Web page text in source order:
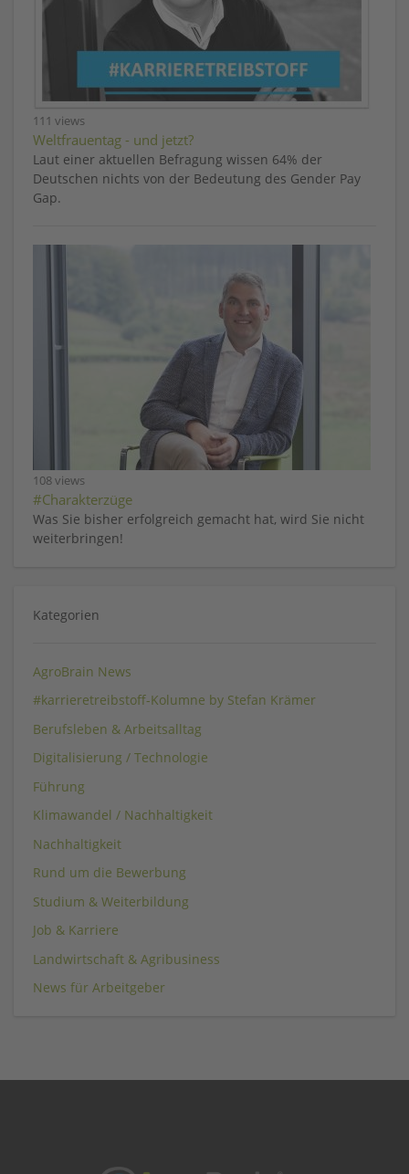
111 views
Weltfrauentag - und jetzt?
Laut einer aktuellen Befragung wissen 64% der
Deutschen nichts von der Bedeutung des Gender Pay
Gap.
108 views
#Charakterzüge
Was Sie bisher erfolgreich gemacht hat, wird Sie nicht
weiterbringen!
Kategorien
AgroBrain News
#karrieretreibstoff-Kolumne by Stefan Krämer
Berufsleben & Arbeitsalltag
Digitalisierung / Technologie
Führung
Klimawandel / Nachhaltigkeit
Nachhaltigkeit
Rund um die Bewerbung
Studium & Weiterbildung
Job & Karriere
Landwirtschaft & Agribusiness
News für Arbeitgeber